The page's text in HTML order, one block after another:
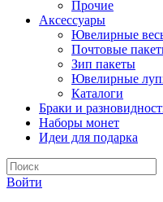
Прочие
Аксессуары
Ювелирные
Почтовые
Зип пакеты
Ювелирные
Каталоги
Браки и
Наборы монет
Идеи для подарка
Войти